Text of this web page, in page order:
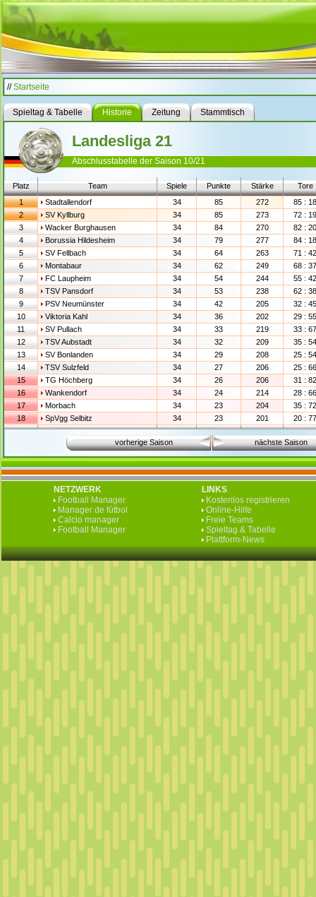
//Startseite
Spieltag & Tabelle Historie Zeitung Stammtisch
Landesliga 21
Abschlusstabelle der Saison 10/21
Platz Team Spiele Punkte Stärke
Tore
1
Stadtallendorf 34 85 272
85 : 18
2
SV Kyllburg 34 85 273
72 : 19
3
Wacker Burghausen 34 84 270
82 : 20
4
Borussia Hildesheim 34 79 277
84 : 18
5
SV Fellbach 34 64 263
71 : 42
6
Montabaur 34 62 249
68 : 37
7
FC Laupheim 34 54 244
55 : 42
8
TSV Pansdorf 34 53 238
62 : 38
9
PSV Neumünster 34 42 205
32 : 45
10
Viktoria Kahl 34 36 202
29 : 55
11
SV Pullach 34 33 219
33 : 67
12
TSV Aubstadt 34 32 209
35 : 54
13
SV Bonlanden 34 29 208
25 : 54
14
TSV Sulzfeld 34 27 206
25 : 66
15
TG Höchberg 34 26 206
31 : 82
16
Wankendorf 34 24 214
28 : 66
17
Morbach 34 23 204
35 : 72
18
SpVgg Selbitz 34 23 201 20 : 77
vorherige Saison nächste Saison
NETZWERK
Football Manager
Manager de fútbol
Calcio manager
Football Manager
LINKS
Kostenlos registrieren
Online-Hilfe
Freie Teams
Spieltag & Tabelle
Plattform-News